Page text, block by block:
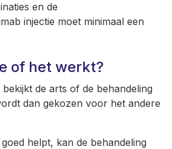
en de
injectie moet minimaal een
of het werkt?
de arts of de behandeling
dan gekozen voor het andere
helpt, kan de behandeling